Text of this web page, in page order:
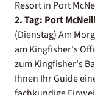
Resort in Port
2. Tag: Port
(Dienstag) Am
am Kingfisher's
zum Kingfisher's
Ihnen Ihr Guide